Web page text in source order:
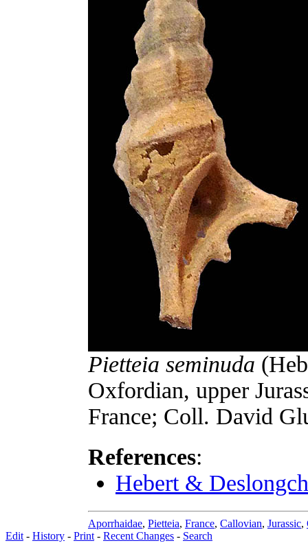
Pietteia seminuda
Oxfordian, upper
France; Coll. David
References:
Hebert &
Aporrhaidae, Pietteia, France, Callovian, Jurassic,
Edit - History - Print - Recent Changes - Search